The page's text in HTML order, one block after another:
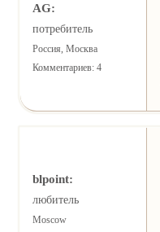
AG:
потребитель
Россия, Москва
Комментариев: 4
blpoint:
любитель
Moscow